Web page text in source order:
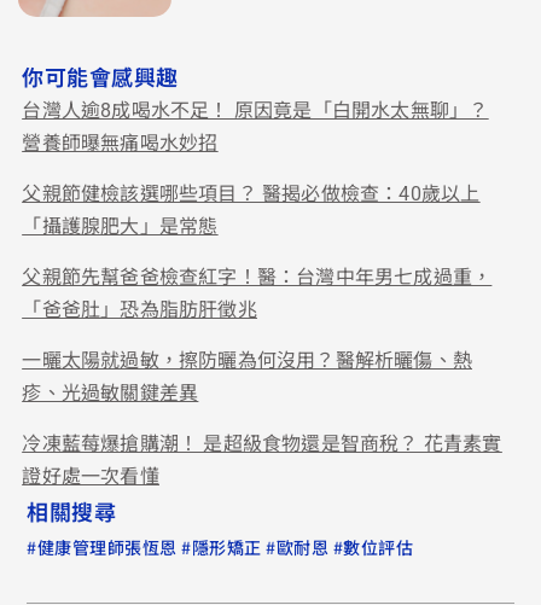
你可能會感興趣
台灣人逾8成喝水不足！ 原因竟是「白開水太無聊」？
營養師曝無痛喝水妙招
父親節健檢該選哪些項目？ 醫揭必做檢查：40歲以上
「攝護腺肥大」是常態
父親節先幫爸爸檢查紅字！醫：台灣中年男七成過重，
「爸爸肚」恐為脂肪肝徵兆
一曬太陽就過敏，擦防曬為何沒用？醫解析曬傷、熱
疹、光過敏關鍵差異
冷凍藍莓爆搶購潮！ 是超級食物還是智商稅？ 花青素實
證好處一次看懂
相關搜尋
#健康管理師張恆恩 #隱形矯正 #歐耐恩 #數位評估